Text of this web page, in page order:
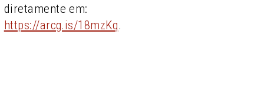
diretamente em:
https://arcg.is/18mzKq.